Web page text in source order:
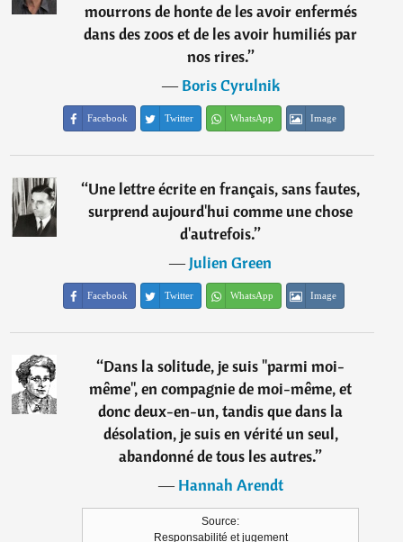
mourrons de honte de les avoir enfermés
dans des zoos et de les avoir humiliés par
nos rires.”
―Boris Cyrulnik
Facebook Twitter WhatsApp Image
“Une lettre écrite en français, sans fautes,
surprend aujourd'hui comme une chose
d'autrefois.”
―Julien Green
Facebook Twitter WhatsApp Image
“Dans la solitude, je suis "parmi moi-
même", en compagnie de moi-même, et
donc deux-en-un, tandis que dans la
désolation, je suis en vérité un seul,
abandonné de tous les autres.”
―Hannah Arendt
Source:
Responsabilité et jugement